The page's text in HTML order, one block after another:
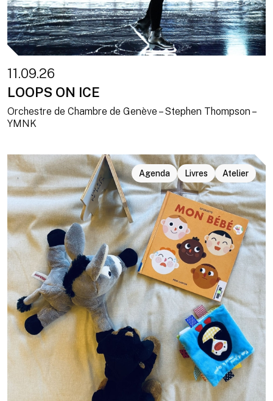
11.09.26
LOOPS ON ICE
Orchestre de Chambre de Genève – Stephen Thompson –
YMNK
Agenda Livres Atelier